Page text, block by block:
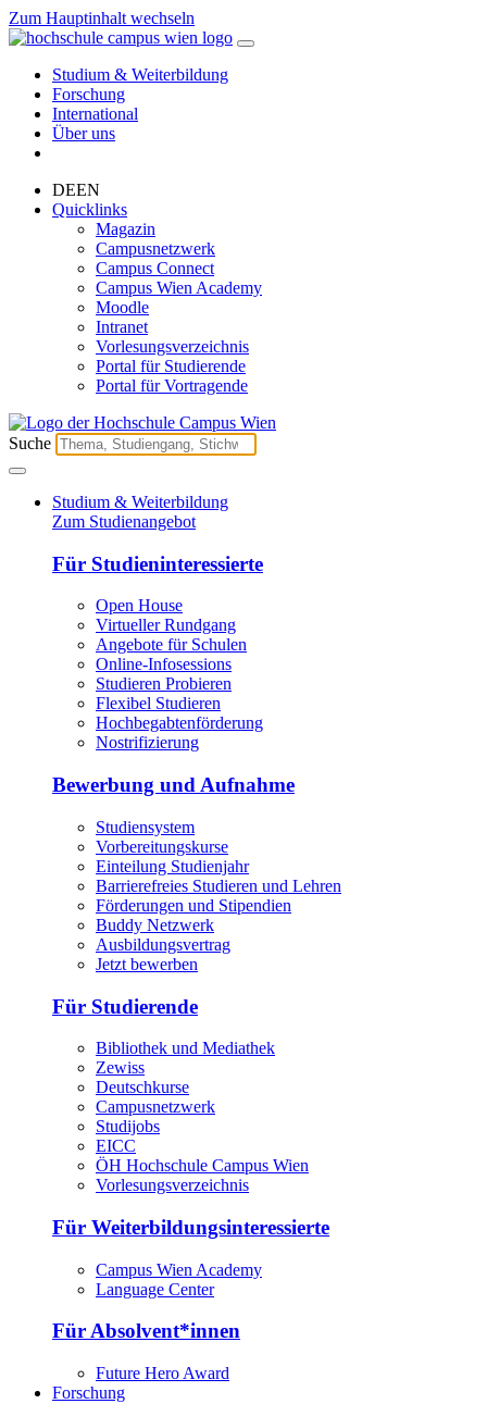
Zum Hauptinhalt wechseln
Studium & Weiterbildung
Forschung
International
Über uns
DEEN
Quicklinks
Magazin
Campusnetzwerk
Campus Connect
Campus Wien Academy
Moodle
Intranet
Vorlesungsverzeichnis
Portal für Studierende
Portal für Vortragende
Suche
Studium & Weiterbildung
Zum Studienangebot
Für Studieninteressierte
Open House
Virtueller Rundgang
Angebote für Schulen
Online-Infosessions
Studieren Probieren
Flexibel Studieren
Hochbegabtenförderung
Nostrifizierung
Bewerbung und Aufnahme
Studiensystem
Vorbereitungskurse
Einteilung Studienjahr
Barrierefreies Studieren und Lehren
Förderungen und Stipendien
Buddy Netzwerk
Ausbildungsvertrag
Jetzt bewerben
Für Studierende
Bibliothek und Mediathek
Zewiss
Deutschkurse
Campusnetzwerk
Studijobs
EICC
ÖH Hochschule Campus Wien
Vorlesungsverzeichnis
Für Weiterbildungsinteressierte
Campus Wien Academy
Language Center
Für Absolvent*innen
Future Hero Award
Forschung